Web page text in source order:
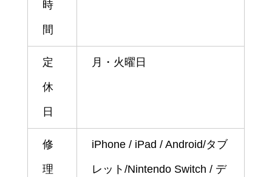
時
間
定
休
日
月・火曜日
修
理
iPhone / iPad / Android/タブ
レット/Nintendo Switch / デ